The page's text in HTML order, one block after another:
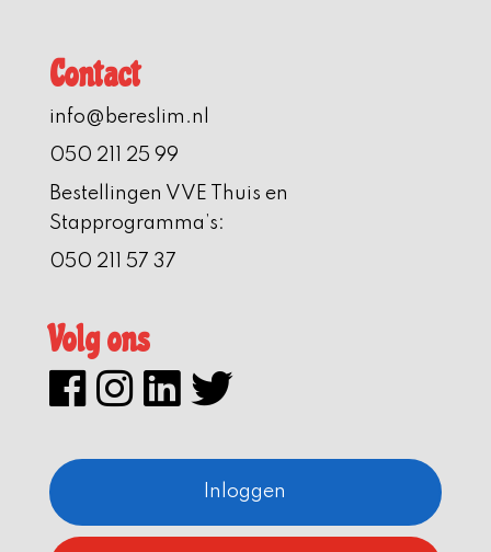
Contact
info@bereslim.nl
050 211 25 99
Bestellingen VVE Thuis en
Stapprogramma’s:
050 211 57 37
Volg ons
Inloggen